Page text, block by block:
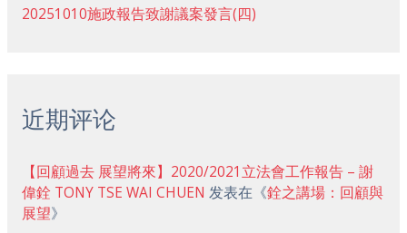
20251010施政報告致謝議案發言(四)
近期评论
【回顧過去 展望將來】2020/2021立法會工作報告 – 謝
偉銓 TONY TSE WAI CHUEN 发表在《銓之講場：回顧與
展望》